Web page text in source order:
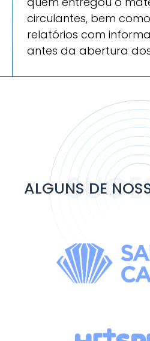
circulantes, bem
relatórios com
antes da abertura
ALGUNS DE